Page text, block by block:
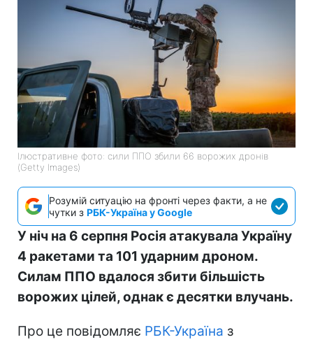
Ілюстративне фото: сили ППО збили 66 ворожих дронів
(Getty Images)
Розумій ситуацію на фронті через факти, а не
чутки з РБК-Україна у Google
У ніч на 6 серпня Росія атакувала Україну
4 ракетами та 101 ударним дроном.
Силам ППО вдалося збити більшість
ворожих цілей, однак є десятки влучань.
Про це повідомляє РБК-Україна з